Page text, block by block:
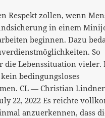
Respekt zollen, wenn
in einem
beginnen. Dazu
So
die Lebenssituation vieler.
bedingungsloses
CL — Christian Lindner
22, 2022 Es reichte
anzuerkennen, dass